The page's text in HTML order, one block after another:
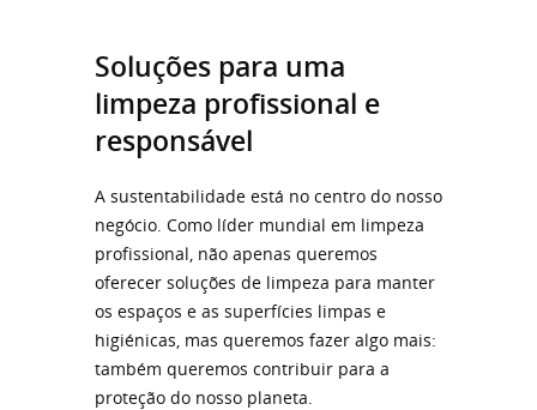
Soluções para uma
limpeza profissional e
responsável
A sustentabilidade está no centro do nosso
negócio. Como líder mundial em limpeza
profissional, não apenas queremos
oferecer soluções de limpeza para manter
os espaços e as superfícies limpas e
higiénicas, mas queremos fazer algo mais:
também queremos contribuir para a
proteção do nosso planeta.